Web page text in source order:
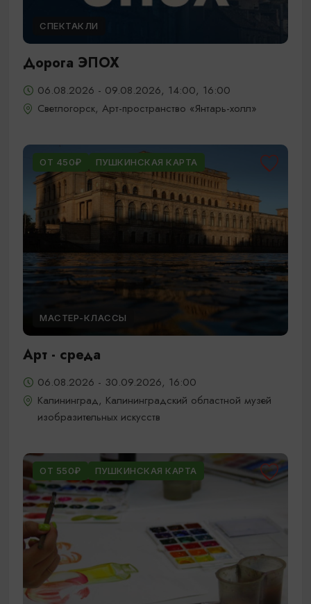
СПЕКТАКЛИ
Дорога ЭПОХ
06.08.2026 - 09.08.2026, 14:00, 16:00
Светлогорск, Арт-пространство «Янтарь-холл»
ОТ 450₽ ПУШКИНСКАЯ КАРТА
МАСТЕР-КЛАССЫ
Арт - среда
06.08.2026 - 30.09.2026, 16:00
Калининград, Калининградский областной музей
изобразительных искусств
ОТ 550₽ ПУШКИНСКАЯ КАРТА